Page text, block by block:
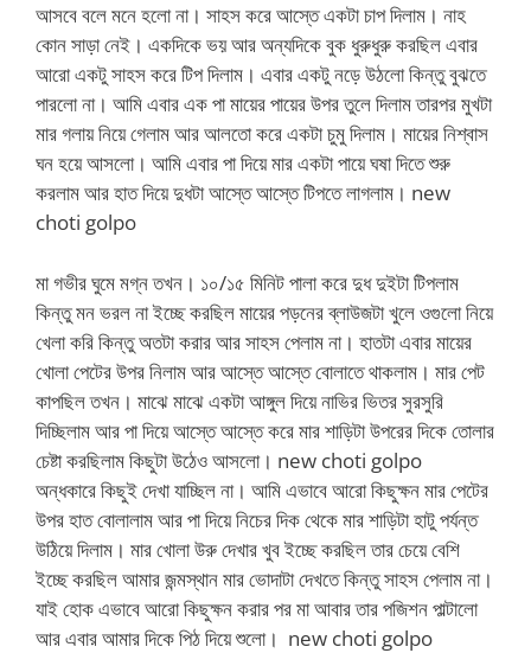
আসবে বলে মনে হলো না। সাহস করে আস্তে একটা চাপ দিলাম। নাহ
কোন সাড়া নেই। একদিকে ভয় আর অন্যদিকে বুক ধুরুধুরু করছিল এবার
আরো একটু সাহস করে টিপ দিলাম। এবার একটু নড়ে উঠলো কিন্তু বুঝতে
পারলো না। আমি এবার এক পা মায়ের পায়ের উপর তুলে দিলাম তারপর মুখটা
মার গলায় নিয়ে গেলাম আর আলতো করে একটা চুমু দিলাম। মায়ের নিশ্বাস
ঘন হয়ে আসলো। আমি এবার পা দিয়ে মার একটা পায়ে ঘষা দিতে শুরু
করলাম আর হাত দিয়ে দুধটা আস্তে আস্তে টিপতে লাগলাম। new
choti golpo
মা গভীর ঘুমে মগ্ন তখন। ১০/১৫ মিনিট পালা করে দুধ দুইটা টিপলাম
কিন্তু মন ভরল না ইচ্ছে করছিল মায়ের পড়নের ব্লাউজটা খুলে ওগুলো নিয়ে
খেলা করি কিন্তু অতটা করার আর সাহস পেলাম না। হাতটা এবার মায়ের
খোলা পেটের উপর নিলাম আর আস্তে আস্তে বোলাতে থাকলাম। মার পেট
কাপছিল তখন। মাঝে মাঝে একটা আঙ্গুল দিয়ে নাভির ভিতর সুরসুরি
দিচ্ছিলাম আর পা দিয়ে আস্তে আস্তে করে মার শাড়িটা উপরের দিকে তোলার
চেষ্টা করছিলাম কিছুটা উঠেও আসলো। new choti golpo
অন্ধকারে কিছুই দেখা যাচ্ছিল না। আমি এভাবে আরো কিছুক্ষন মার পেটের
উপর হাত বোলালাম আর পা দিয়ে নিচের দিক থেকে মার শাড়িটা হাটু পর্যন্ত
উঠিয়ে দিলাম। মার খোলা উরু দেখার খুব ইচ্ছে করছিল তার চেয়ে বেশি
ইচ্ছে করছিল আমার জন্মস্থান মার ভোদাটা দেখতে কিন্তু সাহস পেলাম না।
যাই হোক এভাবে আরো কিছুক্ষন করার পর মা আবার তার পজিশন পাল্টালো
আর এবার আমার দিকে পিঠ দিয়ে শুলো। new choti golpo